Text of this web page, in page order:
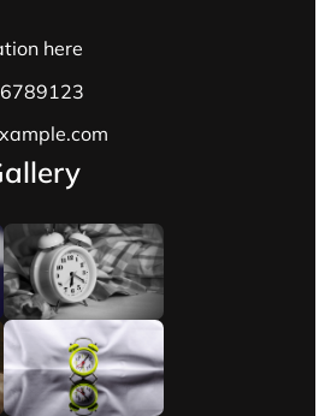
here